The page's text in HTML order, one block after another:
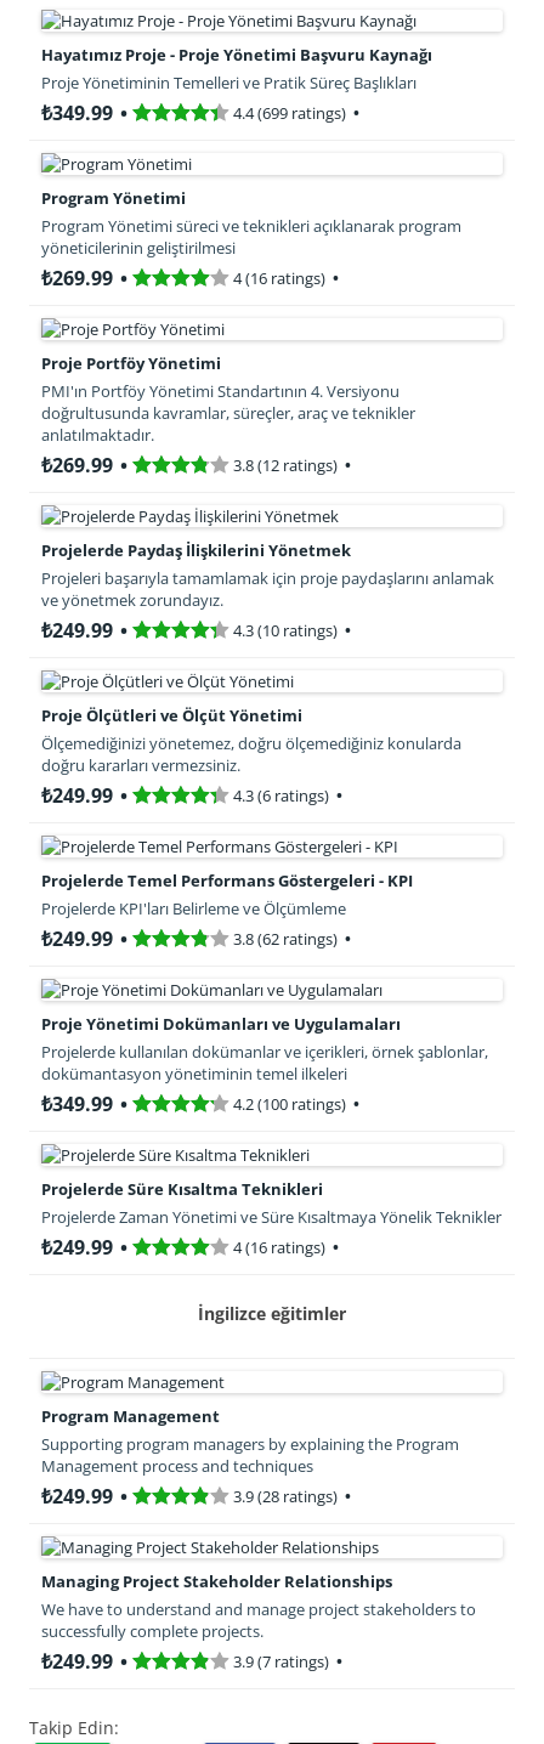
Hayatımız Proje - Proje Yönetimi Başvuru Kaynağı
Proje Yönetiminin Temelleri ve Pratik Süreç Başlıkları
₺349.99 4.4 (699 ratings)
Program Yönetimi
Program Yönetimi süreci ve teknikleri açıklanarak program
yöneticilerinin geliştirilmesi
₺269.99 4 (16 ratings)
Proje Portföy Yönetimi
PMI'ın Portföy Yönetimi Standartının 4. Versiyonu
doğrultusunda kavramlar, süreçler, araç ve teknikler
anlatılmaktadır.
₺269.99 3.8 (12 ratings)
Projelerde Paydaş İlişkilerini Yönetmek
Projeleri başarıyla tamamlamak için proje paydaşlarını anlamak
ve yönetmek zorundayız.
₺249.99 4.3 (10 ratings)
Proje Ölçütleri ve Ölçüt Yönetimi
Ölçemediğinizi yönetemez, doğru ölçemediğiniz konularda
doğru kararları vermezsiniz.
₺249.99 4.3 (6 ratings)
Projelerde Temel Performans Göstergeleri - KPI
Projelerde KPI'ları Belirleme ve Ölçümleme
₺249.99 3.8 (62 ratings)
Proje Yönetimi Dokümanları ve Uygulamaları
Projelerde kullanılan dokümanlar ve içerikleri, örnek şablonlar,
dokümantasyon yönetiminin temel ilkeleri
₺349.99 4.2 (100 ratings)
Projelerde Süre Kısaltma Teknikleri
Projelerde Zaman Yönetimi ve Süre Kısaltmaya Yönelik Teknikler
₺249.99 4 (16 ratings)
İngilizce eğitimler
Program Management
Supporting program managers by explaining the Program
Management process and techniques
₺249.99 3.9 (28 ratings)
Managing Project Stakeholder Relationships
We have to understand and manage project stakeholders to
successfully complete projects.
₺249.99 3.9 (7 ratings)
Takip Edin: